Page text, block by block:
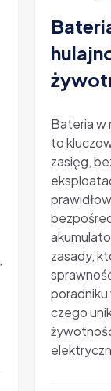
Bateria w
to
zasięg,
zasady,
poradniku
czego